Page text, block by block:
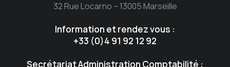
32 Rue Locarno – 13005 Marseille
Information et rendez vous :
+33 (0)4 91 92 12 92
Secrétariat Administration Comptabilité :